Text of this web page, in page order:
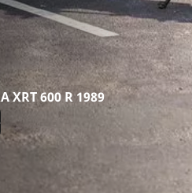
XRT 600 R 1989